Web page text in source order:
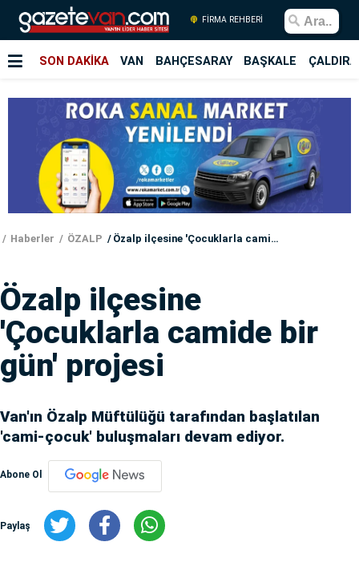
FİRMA REHBERİ
SON DAKİKA VAN BAHÇESARAY BAŞKALE
Haberler ÖZALP Özalp ilçesine 'Çocuklarla camide bir gün' projesi
Özalp ilçesine
'Çocuklarla camide bir
gün' projesi
Van'ın Özalp Müftülüğü tarafından başlatılan
'cami-çocuk' buluşmaları devam ediyor.
Abone Ol
Paylaş